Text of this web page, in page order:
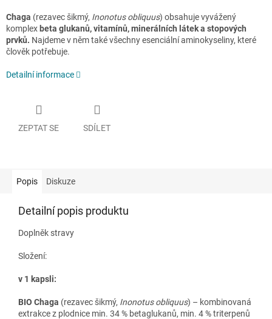
Chaga (rezavec šikmý, Inonotus obliquus) obsahuje vyvážený
komplex beta glukanů, vitamínů, minerálních látek a stopových
prvků. Najdeme v něm také všechny esenciální aminokyseliny, které
člověk potřebuje.
Detailní informace
ZEPTAT SE SDÍLET
Popis Diskuze
Detailní popis produktu
Doplněk stravy
Složení:
v 1 kapsli:
BIO Chaga (rezavec šikmý, Inonotus obliquus) – kombinovaná
extrakce z plodnice min. 34 % betaglukanů, min. 4 % triterpenů